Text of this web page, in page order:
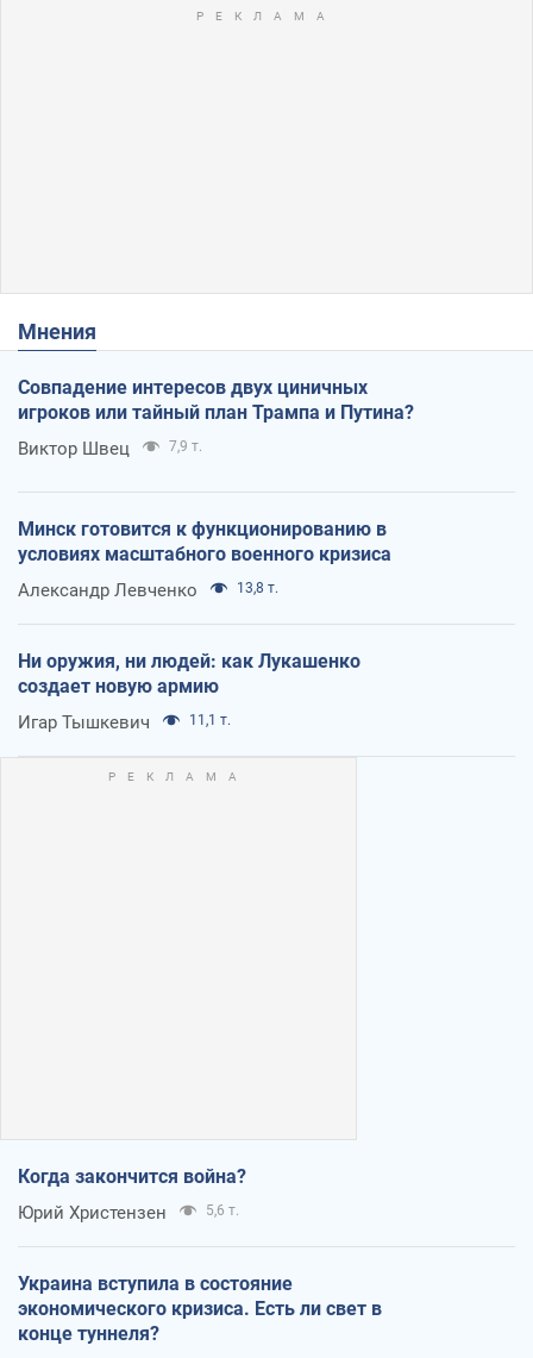
Мнения
Совпадение интересов двух циничных
игроков или тайный план Трампа и Путина?
Виктор Швец 7,9 т.
Минск готовится к функционированию в
условиях масштабного военного кризиса
Александр Левченко 13,8 т.
Ни оружия, ни людей: как Лукашенко
создает новую армию
Игар Тышкевич 11,1 т.
Когда закончится война?
Юрий Христензен 5,6 т.
Украина вступила в состояние
экономического кризиса. Есть ли свет в
конце туннеля?